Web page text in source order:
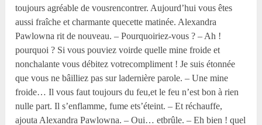
toujours agréable de vousrencontrer. Aujourd’hui vous êtes
aussi fraîche et charmante quecette matinée. Alexandra
Pawlowna rit de nouveau. – Pourquoiriez-vous ? – Ah !
pourquoi ? Si vous pouviez voirde quelle mine froide et
nonchalante vous débitez votrecompliment ! Je suis étonnée
que vous ne bâilliez pas sur ladernière parole. – Une mine
froide… Il vous faut toujours du feu,et le feu n’est bon à rien
nulle part. Il s’enflamme, fume ets’éteint. – Et réchauffe,
ajouta Alexandra Pawlowna. – Oui… etbrûle. – Eh bien ! quel